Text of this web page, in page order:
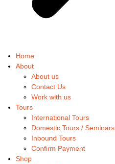
Home
About
About us
Contact Us
Work with us
Tours
International Tours
Domestic Tours / Seminars
Inbound Tours
Confirm Payment
Shop